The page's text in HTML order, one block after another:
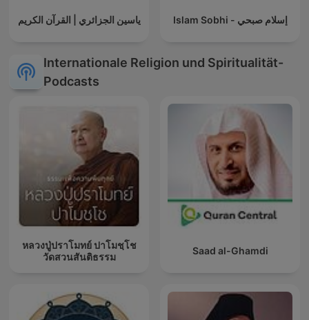
ياسين الجزائري | القرآن الكريم Islam Sobhi - إسلام صبحي
Internationale Religion und Spiritualität-
Podcasts
หลวงปู่ปราโมทย์ ปาโมชฺโช
วัดสวนสันติธรรม
Saad al-Ghamdi